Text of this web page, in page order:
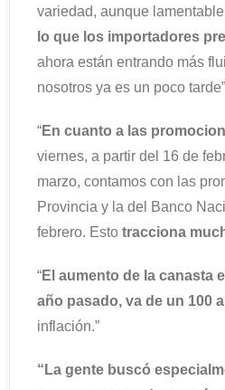
variedad, aunque
lo que los importadores
ahora están entrando más
nosotros ya es un poco tarde”
“En cuanto a las
viernes, a partir del 16 de
marzo, contamos con las
Provincia y la del Banco
febrero. Esto tracciona
“El aumento de la canasta
año pasado, va de un 100
inflación.”
“La gente buscó